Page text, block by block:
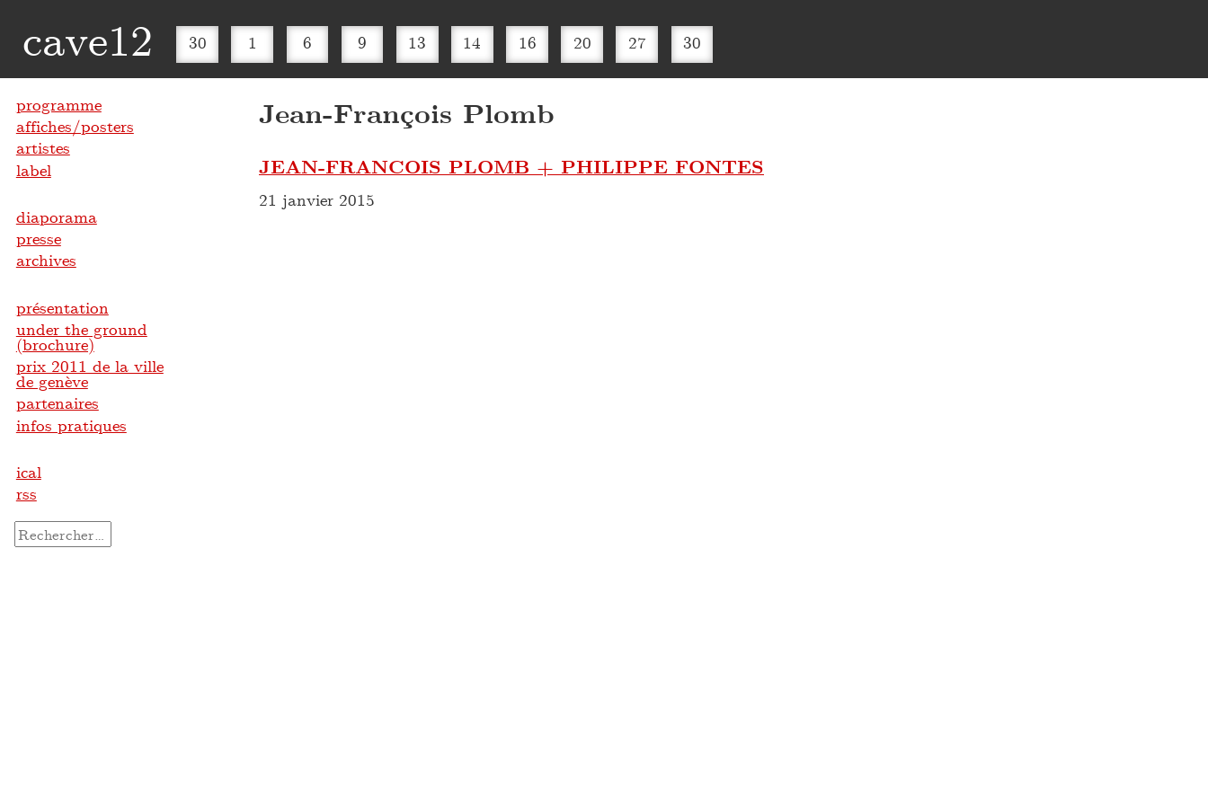
cave12 30 1 6 9 13 14 16 20 27 30
Jean-François Plomb
JEAN-FRANCOIS PLOMB + PHILIPPE FONTES
21 janvier 2015
programme
affiches/posters
artistes
label
diaporama
presse
archives
présentation
under the ground
(brochure)
prix 2011 de la ville
de genève
partenaires
infos pratiques
ical
rss
Rechercher :